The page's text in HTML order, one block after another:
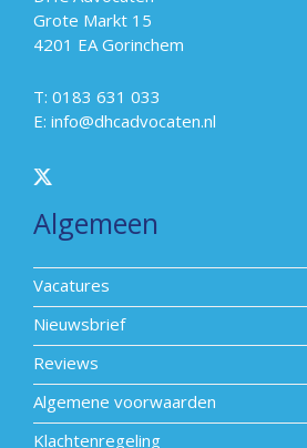
Grote Markt 15
4201 EA Gorinchem
T: 0183 631 033
E: info@dhcadvocaten.nl
Algemeen
Vacatures
Nieuwsbrief
Reviews
Algemene voorwaarden
Klachtenregeling